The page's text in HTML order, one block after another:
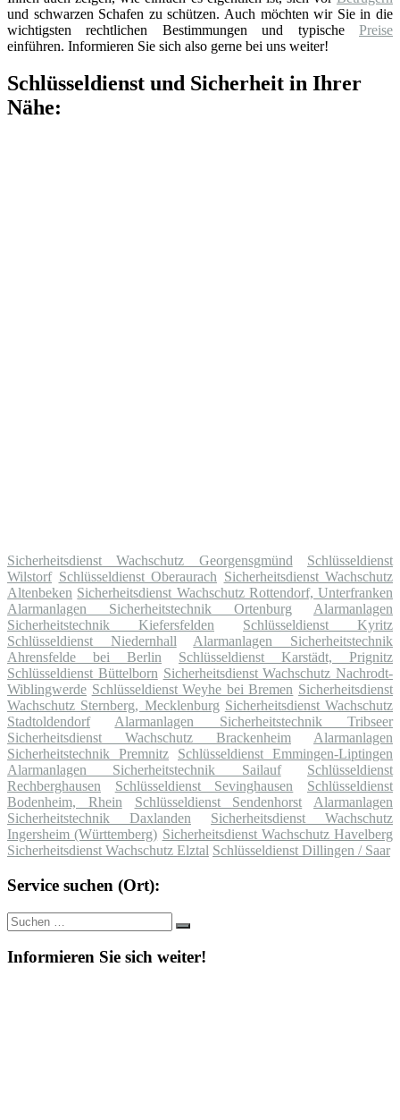
und schwarzen Schafen zu schützen. Auch möchten wir Sie in die
wichtigsten rechtlichen Bestimmungen und typische Preise
einführen. Informieren Sie sich also gerne bei uns weiter!
Schlüsseldienst und Sicherheit in Ihrer
Nähe:
Sicherheitsdienst Wachschutz Georgensgmünd
Schlüsseldienst
Wilstorf Schlüsseldienst Oberaurach Sicherheitsdienst Wachschutz
Altenbeken Sicherheitsdienst Wachschutz Rottendorf, Unterfranken
Alarmanlagen Sicherheitstechnik Ortenburg
Alarmanlagen
Sicherheitstechnik Kiefersfelden
Schlüsseldienst Kyritz
Schlüsseldienst Niedernhall
Alarmanlagen Sicherheitstechnik
Ahrensfelde bei Berlin
Schlüsseldienst Karstädt, Prignitz
Schlüsseldienst Büttelborn Sicherheitsdienst Wachschutz Nachrodt-
Wiblingwerde Schlüsseldienst Weyhe bei Bremen Sicherheitsdienst
Wachschutz Sternberg, Mecklenburg Sicherheitsdienst Wachschutz
Stadtoldendorf
Alarmanlagen Sicherheitstechnik Tribseer
Sicherheitsdienst Wachschutz Brackenheim
Alarmanlagen
Sicherheitstechnik Premnitz
Schlüsseldienst Emmingen-Liptingen
Alarmanlagen Sicherheitstechnik Sailauf
Schlüsseldienst
Rechberghausen
Schlüsseldienst Sevinghausen
Schlüsseldienst
Bodenheim, Rhein
Schlüsseldienst Sendenhorst
Alarmanlagen
Sicherheitstechnik Daxlanden
Sicherheitsdienst Wachschutz
Ingersheim (Württemberg) Sicherheitsdienst Wachschutz Havelberg
Sicherheitsdienst Wachschutz Elztal Schlüsseldienst Dillingen / Saar
Service suchen (Ort):
Suche
nach:
Suchen
Informieren Sie sich weiter!